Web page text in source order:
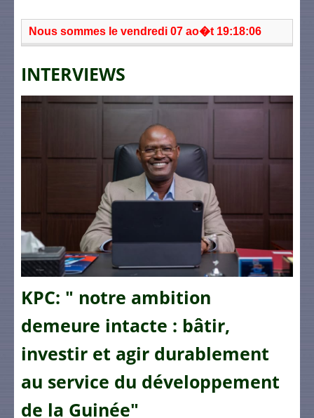
Nous sommes le vendredi 07 ao�t 19:18:06
INTERVIEWS
KPC: " notre ambition
demeure intacte : bâtir,
investir et agir durablement
au service du développement
de la Guinée"